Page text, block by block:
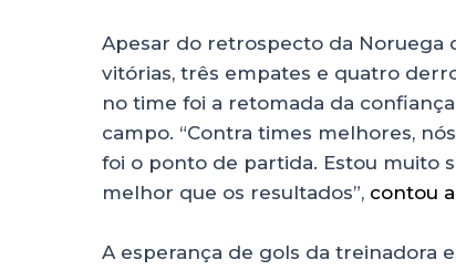
Apesar do retrospecto da Noruega
vitórias, três empates e quatro
no time foi a retomada da
campo. “Contra times melhores,
foi o ponto de partida. Estou muito
melhor que os resultados”, contou
A esperança de gols da treinadora